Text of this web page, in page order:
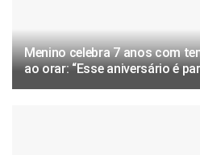
Menino celebra 7 anos com
ao orar: “Esse aniversário é